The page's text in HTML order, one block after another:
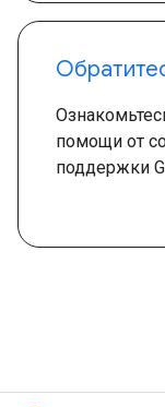
помощи от
поддержки